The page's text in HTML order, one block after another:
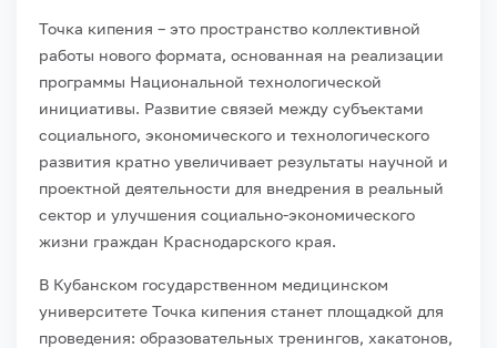
Точка кипения – это пространство коллективной
работы нового формата, основанная на реализации
программы Национальной технологической
инициативы. Развитие связей между субъектами
социального, экономического и технологического
развития кратно увеличивает результаты научной и
проектной деятельности для внедрения в реальный
сектор и улучшения социально-экономического
жизни граждан Краснодарского края.
В Кубанском государственном медицинском
университете Точка кипения станет площадкой для
проведения: образовательных тренингов, хакатонов,